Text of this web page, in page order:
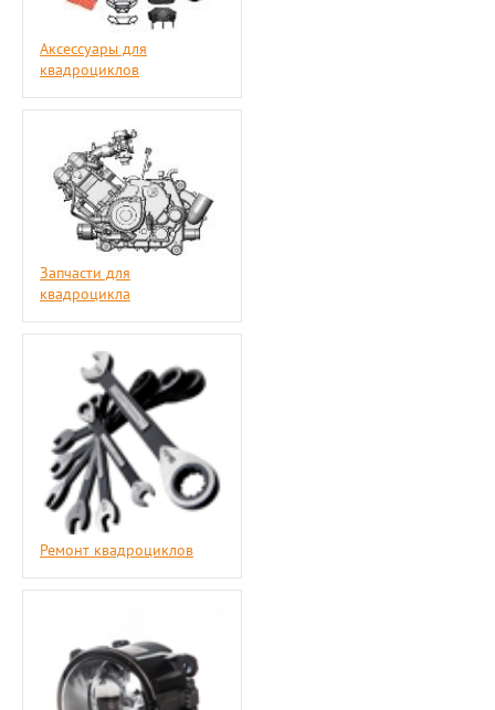
Аксессуары для
квадроциклов
Запчасти для
квадроцикла
Ремонт квадроциклов